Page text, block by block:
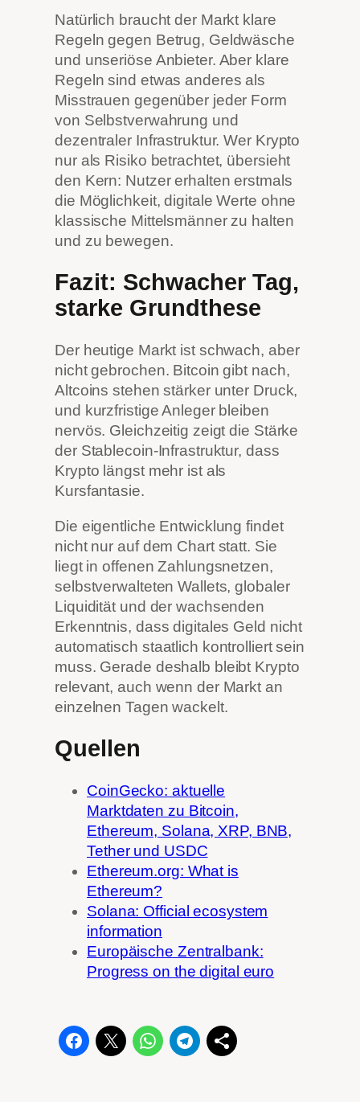
Natürlich braucht der Markt klare
Regeln gegen Betrug, Geldwäsche
und unseriöse Anbieter. Aber klare
Regeln sind etwas anderes als
Misstrauen gegenüber jeder Form
von Selbstverwahrung und
dezentraler Infrastruktur. Wer Krypto
nur als Risiko betrachtet, übersieht
den Kern: Nutzer erhalten erstmals
die Möglichkeit, digitale Werte ohne
klassische Mittelsmänner zu halten
und zu bewegen.
Fazit: Schwacher Tag,
starke Grundthese
Der heutige Markt ist schwach, aber
nicht gebrochen. Bitcoin gibt nach,
Altcoins stehen stärker unter Druck,
und kurzfristige Anleger bleiben
nervös. Gleichzeitig zeigt die Stärke
der Stablecoin-Infrastruktur, dass
Krypto längst mehr ist als
Kursfantasie.
Die eigentliche Entwicklung findet
nicht nur auf dem Chart statt. Sie
liegt in offenen Zahlungsnetzen,
selbstverwalteten Wallets, globaler
Liquidität und der wachsenden
Erkenntnis, dass digitales Geld nicht
automatisch staatlich kontrolliert sein
muss. Gerade deshalb bleibt Krypto
relevant, auch wenn der Markt an
einzelnen Tagen wackelt.
Quellen
CoinGecko: aktuelle
Marktdaten zu Bitcoin,
Ethereum, Solana, XRP, BNB,
Tether und USDC
Ethereum.org: What is
Ethereum?
Solana: Official ecosystem
information
Europäische Zentralbank:
Progress on the digital euro